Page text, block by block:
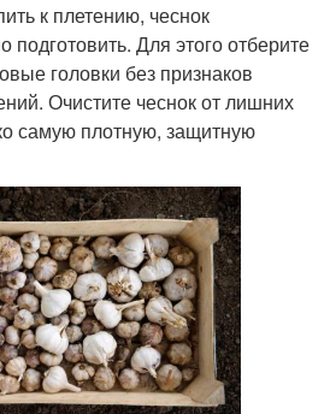
к плетению, чеснок
подготовить. Для этого отберите
головки без признаков
Очистите чеснок от лишних
самую плотную, защитную